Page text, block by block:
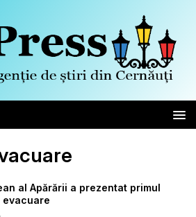
al Apărării a prezentat primul
evacuare